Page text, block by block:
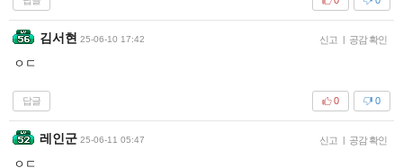
김서현 25-06-10 17:42 신고 | 공감 확인
ㅇㄷ
답글 0
0
레인군 25-06-11 05:47 신고 | 공감 확인
ㅇㄷ